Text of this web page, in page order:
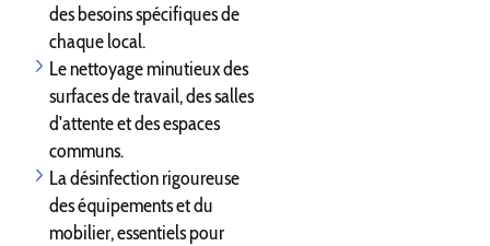
des besoins spécifiques de
chaque local.
Le nettoyage minutieux des
surfaces de travail, des salles
d'attente et des espaces
communs.
La désinfection rigoureuse
des équipements et du
mobilier, essentiels pour